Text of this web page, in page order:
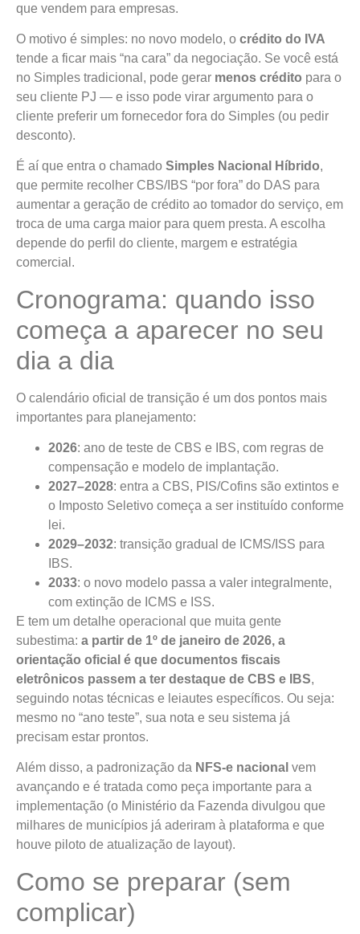
que vendem para empresas.
O motivo é simples: no novo modelo, o crédito do IVA
tende a ficar mais “na cara” da negociação. Se você está
no Simples tradicional, pode gerar menos crédito para o
seu cliente PJ — e isso pode virar argumento para o
cliente preferir um fornecedor fora do Simples (ou pedir
desconto).
É aí que entra o chamado Simples Nacional Híbrido,
que permite recolher CBS/IBS “por fora” do DAS para
aumentar a geração de crédito ao tomador do serviço, em
troca de uma carga maior para quem presta. A escolha
depende do perfil do cliente, margem e estratégia
comercial.
Cronograma: quando isso
começa a aparecer no seu
dia a dia
O calendário oficial de transição é um dos pontos mais
importantes para planejamento:
2026: ano de teste de CBS e IBS, com regras de
compensação e modelo de implantação.
2027–2028: entra a CBS, PIS/Cofins são extintos e
o Imposto Seletivo começa a ser instituído conforme
lei.
2029–2032: transição gradual de ICMS/ISS para
IBS.
2033: o novo modelo passa a valer integralmente,
com extinção de ICMS e ISS.
E tem um detalhe operacional que muita gente
subestima: a partir de 1º de janeiro de 2026, a
orientação oficial é que documentos fiscais
eletrônicos passem a ter destaque de CBS e IBS,
seguindo notas técnicas e leiautes específicos. Ou seja:
mesmo no “ano teste”, sua nota e seu sistema já
precisam estar prontos.
Além disso, a padronização da NFS-e nacional vem
avançando e é tratada como peça importante para a
implementação (o Ministério da Fazenda divulgou que
milhares de municípios já aderiram à plataforma e que
houve piloto de atualização de layout).
Como se preparar (sem
complicar)